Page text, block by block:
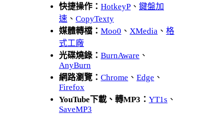
快捷操作： HotkeyP 、 鍵盤加
速 、 CopyTexty
媒體轉檔： Moo0 、 XMedia 、 格
式工廠
光碟燒錄： BurnAware 、
AnyBurn
網路瀏覽： Chrome 、 Edge 、
Firefox
YouTube下載、轉MP3： YT1s 、
SaveMP3